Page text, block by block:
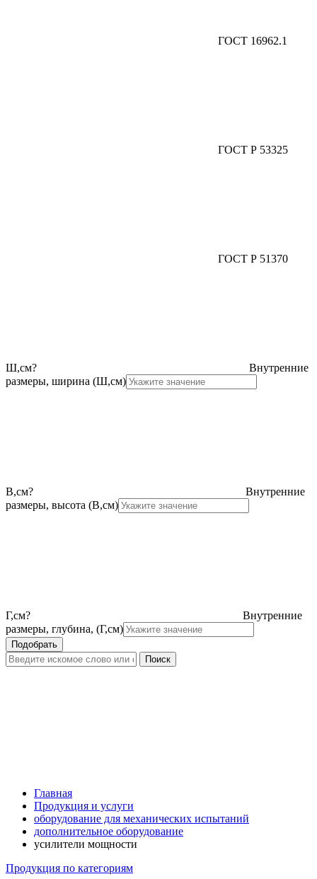
ГОСТ 16962.1
ГОСТ Р 53325
ГОСТ Р 51370
Ш,см?
Внутренние
размеры, ширина (Ш,см)
В,см?
Внутренние
размеры, высота (В,см)
Г,см?
Внутренние
размеры, глубина, (Г,см)
Главная
Продукция и услуги
оборудование для механических испытаний
дополнительное оборудование
усилители мощности
Продукция по категориям